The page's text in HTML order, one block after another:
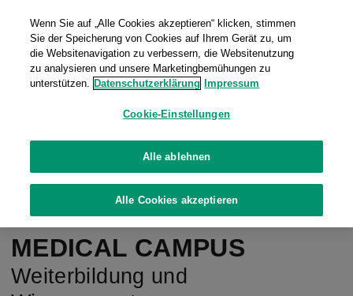
FUJIFILM
MEDICAL CAMPUS
Weiterbildung und
Wenn Sie auf „Alle Cookies akzeptieren“ klicken, stimmen
Sie der Speicherung von Cookies auf Ihrem Gerät zu, um
die Websitenavigation zu verbessern, die Websitenutzung
zu analysieren und unsere Marketingbemühungen zu
unterstützen. Datenschutzerklärung Impressum
Cookie-Einstellungen
Alle ablehnen
Alle Cookies akzeptieren